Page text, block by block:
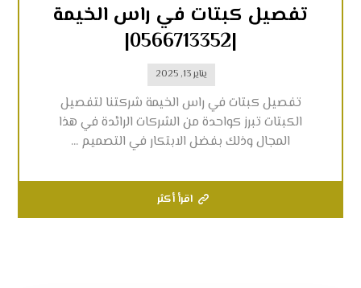
تفصيل كبتات في راس الخيمة
|0566713352|
يناير 13, 2025
تفصيل كبتات في راس الخيمة شركتنا لتفصيل
الكبتات تبرز كواحدة من الشركات الرائدة في هذا
المجال وذلك بفضل الابتكار في التصميم ...
اقرأ أكثر